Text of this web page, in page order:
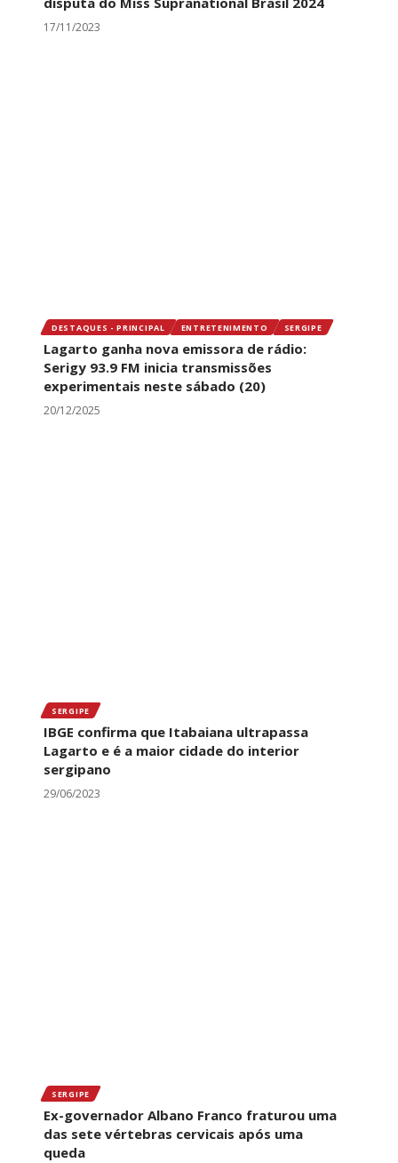
17/11/2023
DESTAQUES - PRINCIPAL ENTRETENIMENTO SERGIPE
Lagarto ganha nova emissora de rádio:
Serigy 93.9 FM inicia transmissões
experimentais neste sábado (20)
20/12/2025
SERGIPE
IBGE confirma que Itabaiana ultrapassa
Lagarto e é a maior cidade do interior
sergipano
29/06/2023
SERGIPE
Ex-governador Albano Franco fraturou uma
das sete vértebras cervicais após uma
queda